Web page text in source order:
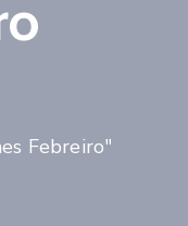
Febreiro"